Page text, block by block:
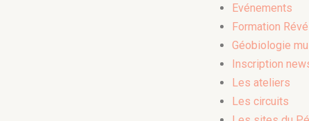
Evénements
Formation
Géobiologie
Inscription
Les ateliers
Les circuits